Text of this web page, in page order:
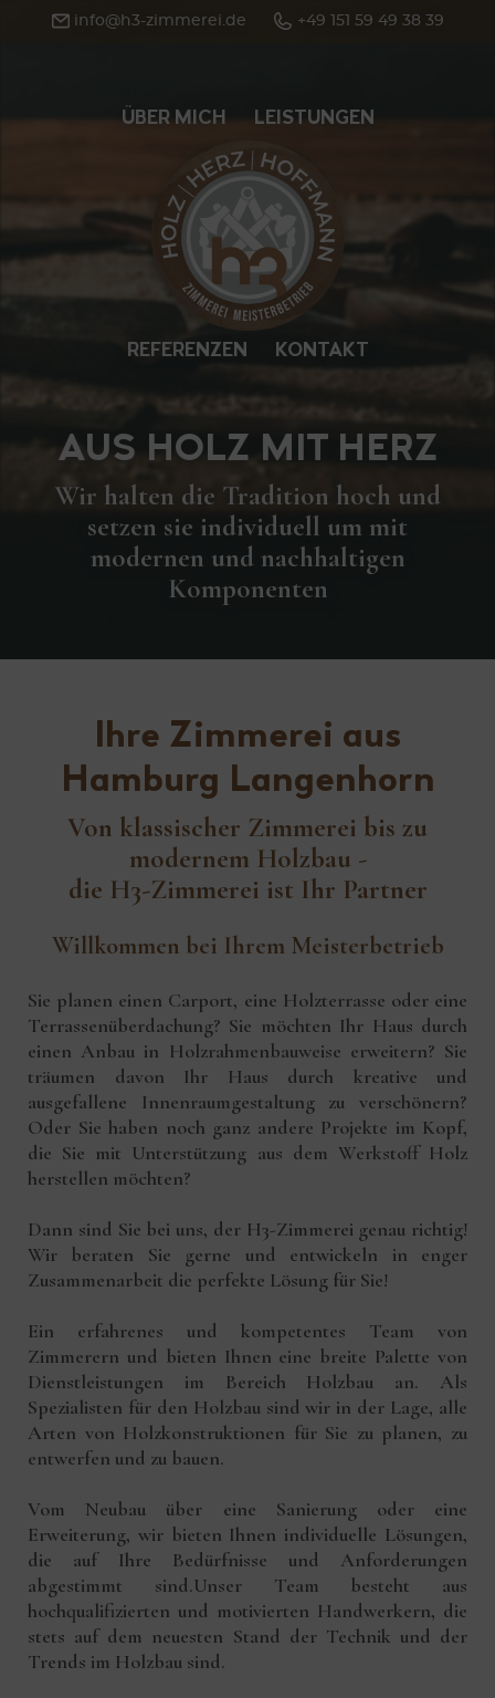
info@h3-zimmerei.de +49 151 59 49 38 39
ÜBER MICH LEISTUNGEN
HOME
REFERENZEN KONTAKT
AUS HOLZ MIT HERZ
Wir halten die Tradition hoch und
setzen sie individuell um mit
modernen und nachhaltigen
Komponenten
Ihre Zimmerei aus
Hamburg Langenhorn
Von klassischer Zimmerei bis zu
modernem Holzbau -
die H3-Zimmerei ist Ihr Partner
Willkommen bei Ihrem Meisterbetrieb
Sie planen einen Carport, eine Holzterrasse oder eine
Terrassenüberdachung? Sie möchten Ihr Haus durch
einen Anbau in Holzrahmenbauweise erweitern? Sie
träumen davon Ihr Haus durch kreative und
ausgefallene Innenraumgestaltung zu verschönern?
Oder Sie haben noch ganz andere Projekte im Kopf,
die Sie mit Unterstützung aus dem Werkstoff Holz
herstellen möchten?
Dann sind Sie bei uns, der H3-Zimmerei genau richtig!
Wir beraten Sie gerne und entwickeln in enger
Zusammenarbeit die perfekte Lösung für Sie!
Ein erfahrenes und kompetentes Team von
Zimmerern und bieten Ihnen eine breite Palette von
Dienstleistungen im Bereich Holzbau an. Als
Spezialisten für den Holzbau sind wir in der Lage, alle
Arten von Holzkonstruktionen für Sie zu planen, zu
entwerfen und zu bauen.
Vom Neubau über eine Sanierung oder eine
Erweiterung, wir bieten Ihnen individuelle Lösungen,
die auf Ihre Bedürfnisse und Anforderungen
abgestimmt sind.Unser Team besteht aus
hochqualifizierten und motivierten Handwerkern, die
stets auf dem neuesten Stand der Technik und der
Trends im Holzbau sind.